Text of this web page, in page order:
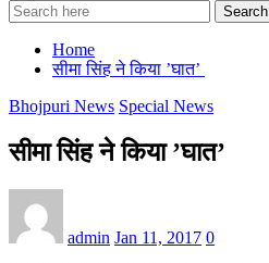
Search
Home
सीमा सिंह ने किया ’घात’
Bhojpuri News Special News
सीमा सिंह ने किया ’घात’
admin Jan 11, 2017 0